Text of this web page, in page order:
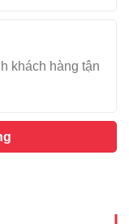
khách hàng tận